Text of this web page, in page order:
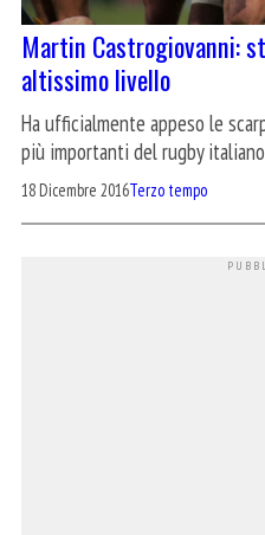
Martin Castrogiovanni:
altissimo livello
Ha ufficialmente appeso le
più importanti del rugby italiano
18 Dicembre 2016Terzo tempo